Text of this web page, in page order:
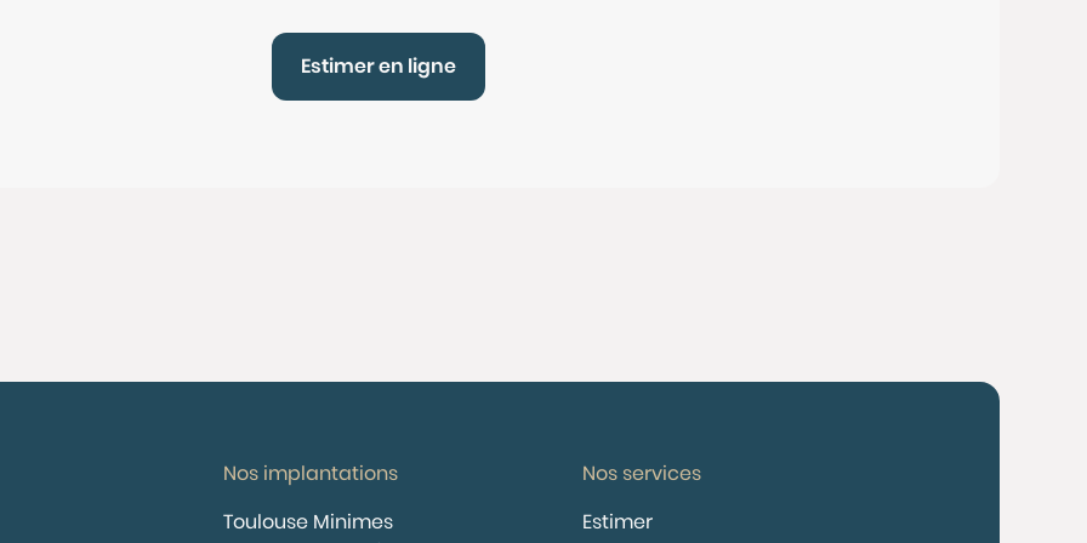
Estimer en ligne
Nos implantations
Toulouse Minimes
Nos services
Estimer